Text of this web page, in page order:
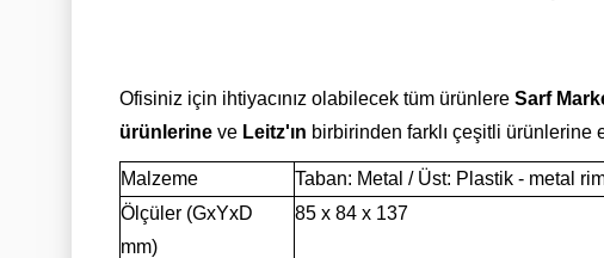
Ofisiniz için ihtiyacınız olabilecek tüm ürünlere Sarf
ürünlerine ve Leitz'ın birbirinden farklı çeşitli ürünlerine
Malzeme
Taban: Metal / Üst: Plastik - metal rim
Ölçüler (GxYxD
mm)
85 x 84 x 137